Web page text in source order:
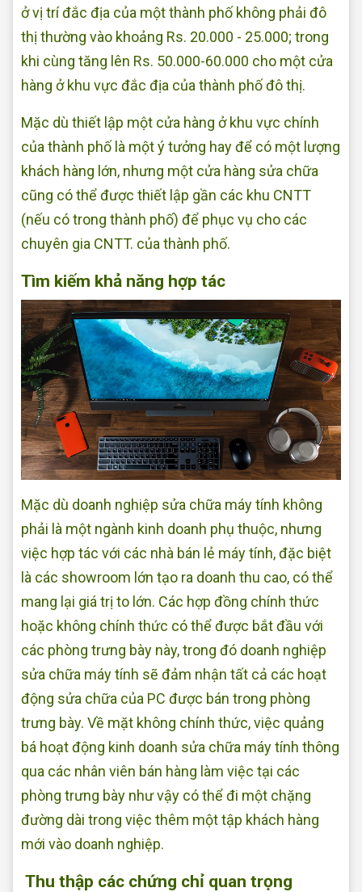
ở vị trí đắc địa của một thành phố không phải đô
thị thường vào khoảng Rs. 20.000 - 25.000; trong
khi cùng tăng lên Rs. 50.000-60.000 cho một cửa
hàng ở khu vực đắc địa của thành phố đô thị.
Mặc dù thiết lập một cửa hàng ở khu vực chính
của thành phố là một ý tưởng hay để có một lượng
khách hàng lớn, nhưng một cửa hàng sửa chữa
cũng có thể được thiết lập gần các khu CNTT
(nếu có trong thành phố) để phục vụ cho các
chuyên gia CNTT. của thành phố.
Tìm kiếm khả năng hợp tác
Mặc dù doanh nghiệp sửa chữa máy tính không
phải là một ngành kinh doanh phụ thuộc, nhưng
việc hợp tác với các nhà bán lẻ máy tính, đặc biệt
là các showroom lớn tạo ra doanh thu cao, có thể
mang lại giá trị to lớn. Các hợp đồng chính thức
hoặc không chính thức có thể được bắt đầu với
các phòng trưng bày này, trong đó doanh nghiệp
sửa chữa máy tính sẽ đảm nhận tất cả các hoạt
động sửa chữa của PC được bán trong phòng
trưng bày. Về mặt không chính thức, việc quảng
bá hoạt động kinh doanh sửa chữa máy tính thông
qua các nhân viên bán hàng làm việc tại các
phòng trưng bày như vậy có thể đi một chặng
đường dài trong việc thêm một tập khách hàng
mới vào doanh nghiệp.
Thu thập các chứng chỉ quan trọng